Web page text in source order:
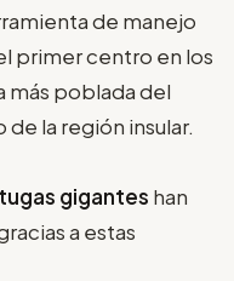
de manejo
primer centro en los
más poblada del
la región insular.
gigantes han
a estas